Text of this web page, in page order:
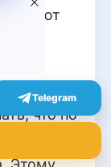
бывают
за
что по
а
Telegram